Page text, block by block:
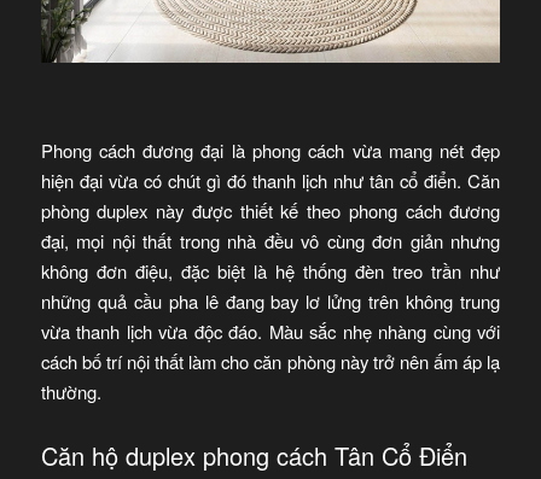
Phong cách đương đại là phong cách vừa mang nét đẹp
hiện đại vừa có chút gì đó thanh lịch như tân cổ điển. Căn
phòng duplex này được thiết kế theo phong cách đương
đại, mọi nội thất trong nhà đều vô cùng đơn giản nhưng
không đơn điệu, đặc biệt là hệ thống đèn treo trần như
những quả cầu pha lê đang bay lơ lửng trên không trung
vừa thanh lịch vừa độc đáo. Màu sắc nhẹ nhàng cùng với
cách bố trí nội thất làm cho căn phòng này trở nên ấm áp lạ
thường.
Căn hộ duplex phong cách Tân Cổ Điển